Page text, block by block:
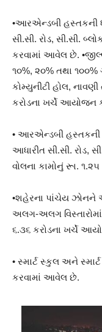
•આરએન્ડબી હસ્તકની
સી.સી. રોડ, સી.સી.
કરવામાં આવેલ છે.
૧૦%, ૨૦% તથા ૧૦૦%
કોમ્યુનીટી હોલ,
કરોડના ખર્ચે આયોજન
• આરએન્ડબી હસ્તકની
આધારીત સી.સી. રોડ,
વોલના કામોનું રૂા.
•શહેરના પાંચેય ઝોનને
અલગ-અલગ
૬.૩૬ કરોડના ખર્ચે
• સ્માર્ટ સ્કુલ અને
કરવામાં આવેલ છે.